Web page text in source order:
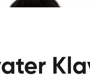
/ Flügel